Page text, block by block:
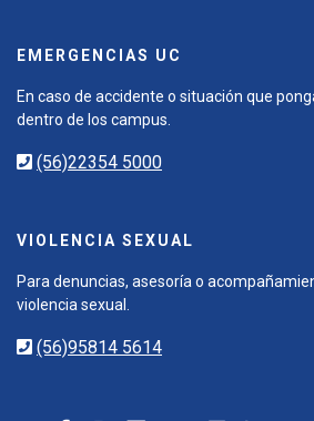
EMERGENCIAS UC
En caso de accidente o situación que
dentro de los campus.
(56)22354 5000
VIOLENCIA SEXUAL
Para denuncias, asesoría o
violencia sexual.
(56)95814 5614